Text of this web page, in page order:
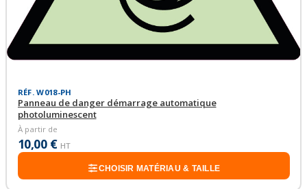
RÉF. W018-PH
Panneau de danger démarrage automatique
photoluminescent
À partir de
10,00 € HT
CHOISIR MATÉRIAU & TAILLE